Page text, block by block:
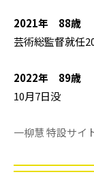
2021年 88歳
芸術総監督就任
2022年 89歳
10月7日没
一柳慧 特設サイ